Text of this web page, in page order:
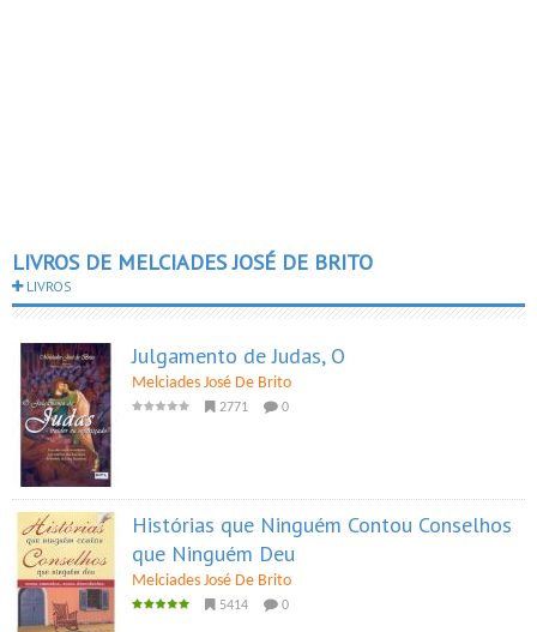
LIVROS DE MELCIADES JOSÉ DE BRITO
LIVROS
Julgamento de Judas, O
Melciades José De Brito
2771 0
Histórias que Ninguém Contou Conselhos
que Ninguém Deu
Melciades José De Brito
5414 0